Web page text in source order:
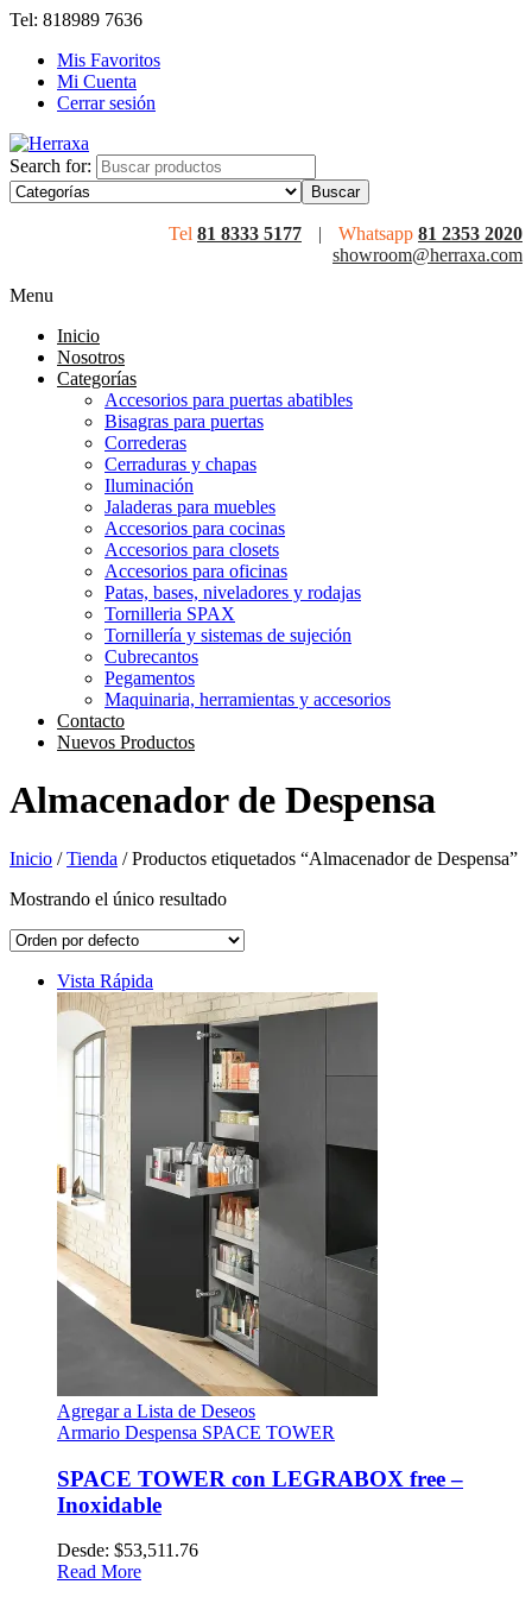
Tel: 818989 7636
Mis Favoritos
Mi Cuenta
Cerrar sesión
Search for:
Tel 81 8333 5177 | Whatsapp 81 2353 2020
showroom@herraxa.com
Menu
Inicio
Nosotros
Categorías
Accesorios para puertas abatibles
Bisagras para puertas
Correderas
Cerraduras y chapas
Iluminación
Jaladeras para muebles
Accesorios para cocinas
Accesorios para closets
Accesorios para oficinas
Patas, bases, niveladores y rodajas
Tornilleria SPAX
Tornillería y sistemas de sujeción
Cubrecantos
Pegamentos
Maquinaria, herramientas y accesorios
Contacto
Nuevos Productos
Almacenador de Despensa
Inicio /Tienda / Productos etiquetados “Almacenador de Despensa”
Mostrando el único resultado
Vista Rápida
Agregar a Lista de Deseos
Armario Despensa SPACE TOWER
SPACE TOWER con LEGRABOX free –
Inoxidable
Desde: $53,511.76
Read More